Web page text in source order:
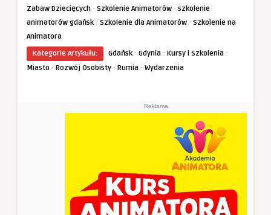
Zabaw Dziecięcych · Szkolenie Animatorów · szkolenie
animatorów gdańsk· Szkolenie dla Animatorów · Szkolenie na
Animatora
Kategorie Artykułu:
Gdańsk· Gdynia · Kursy i Szkolenia ·
Miasto · Rozwój Osobisty · Rumia · Wydarzenia
Reklama